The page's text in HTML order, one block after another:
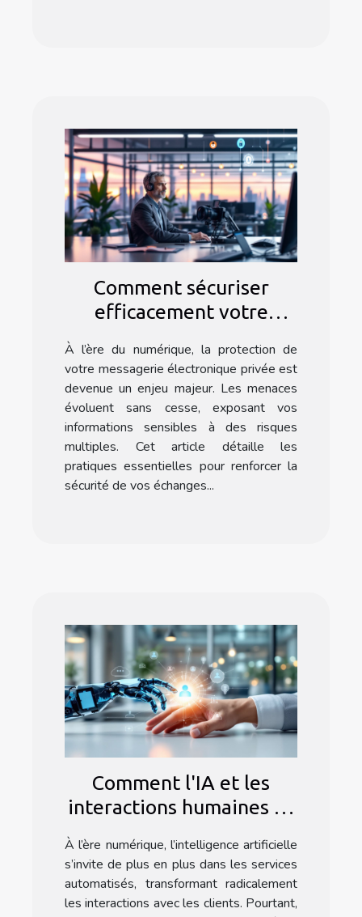
Comment sécuriser
efficacement votre
messagerie électronique
privée ?
À l’ère du numérique, la protection de
votre messagerie électronique privée est
devenue un enjeu majeur. Les menaces
évoluent sans cesse, exposant vos
informations sensibles à des risques
multiples. Cet article détaille les
pratiques essentielles pour renforcer la
sécurité de vos échanges...
Comment l'IA et les
interactions humaines se
services automatisés
À l’ère numérique, l’intelligence artificielle
s’invite de plus en plus dans les services
automatisés, transformant radicalement
les interactions avec les clients. Pourtant,